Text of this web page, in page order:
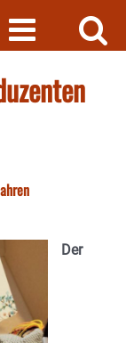
Der